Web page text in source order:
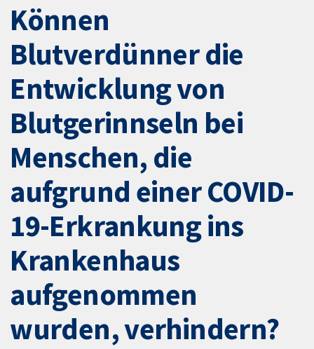
Können
Blutverdünner die
Entwicklung von
Blutgerinnseln bei
Menschen, die
aufgrund einer COVID-
19-Erkrankung ins
Krankenhaus
aufgenommen
wurden, verhindern?